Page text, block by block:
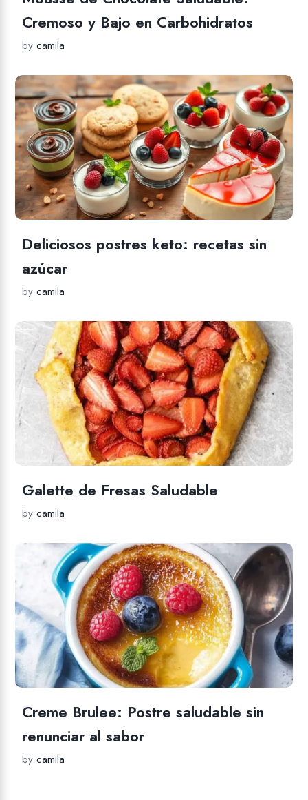
Cremoso y Bajo en Carbohidratos
bycamila
Deliciosos postres keto: recetas sin
azúcar
bycamila
Galette de Fresas Saludable
bycamila
Creme Brulee: Postre saludable sin
renunciar al sabor
bycamila